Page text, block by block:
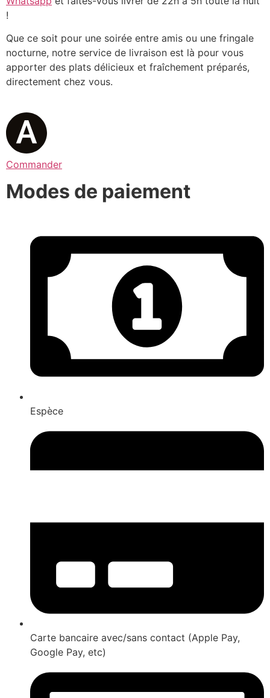
!
Que ce soit pour une soirée entre amis ou une fringale
nocturne, notre service de livraison est là pour vous
apporter des plats délicieux et fraîchement préparés,
directement chez vous.
Commander
Modes de paiement
Espèce
Carte bancaire avec/sans contact (Apple Pay,
Google Pay, etc)